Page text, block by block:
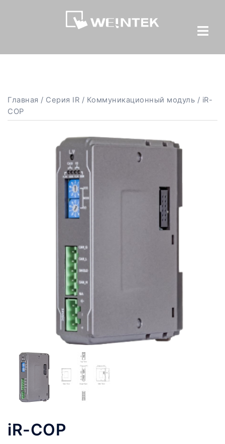
Главная / Серия IR / Коммуникационный модуль / iR-
COP
iR-COP